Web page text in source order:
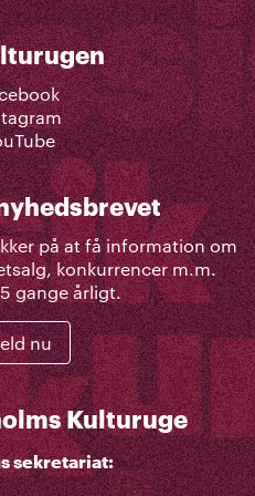
på at få information om
konkurrencer m.m.
gange årligt.
nu
Kulturuge
sekretariat: